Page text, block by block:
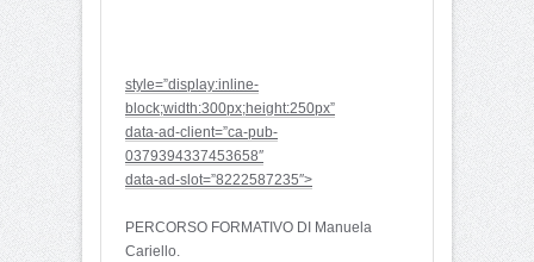
style=”display:inline-
block;width:300px;height:250px”
data-ad-client=”ca-pub-
0379394337453658″
data-ad-slot=”8222587235″>
PERCORSO FORMATIVO DI Manuela
Cariello.